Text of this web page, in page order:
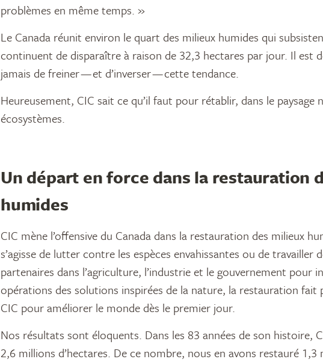
problèmes en même temps. »
Le Canada réunit environ le quart des milieux humides qui
continuent de disparaître à raison de 32,3 hectares par jour. Il est
jamais de freiner — et d’inverser — cette tendance.
Heureusement, CIC sait ce qu’il faut pour rétablir, dans le paysage
écosystèmes.
Un départ en force dans la restauration
humides
CIC mène l’offensive du Canada dans la restauration des milieux
s’agisse de lutter contre les espèces envahissantes ou de travailler
partenaires dans l’agriculture, l’industrie et le gouvernement pour
opérations des solutions inspirées de la nature, la restauration fait
CIC pour améliorer le monde dès le premier jour.
Nos résultats sont éloquents. Dans les 83 années de son histoire,
2,6 millions d’hectares. De ce nombre, nous en avons restauré